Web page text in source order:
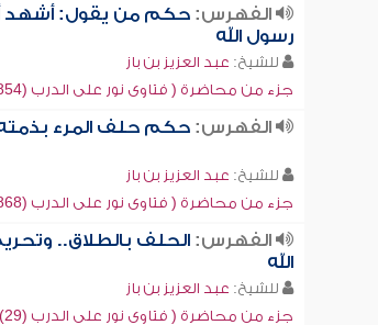
الفهرس:حكم من يقول: أشهد
رسول الله
للشيخ: عبد العزيز بن باز
جزء من محاضرة ( فتاوى نور على الدرب (854))
الفهرس:حكم حلف المرء
للشيخ: عبد العزيز بن باز
جزء من محاضرة ( فتاوى نور على الدرب (868))
الفهرس:الحلف بالطلاق..
الله
للشيخ: عبد العزيز بن باز
جزء من محاضرة ( فتاوى نور على الدرب (29))